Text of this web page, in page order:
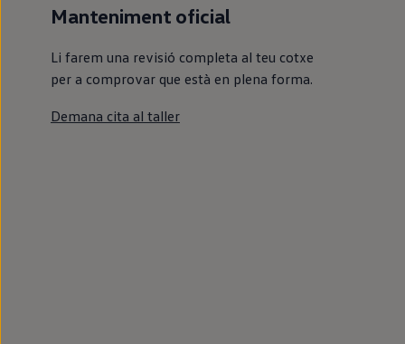
Manteniment oficial
Li farem una revisió completa al teu cotxe
per a comprovar que està en plena forma.
Demana cita al taller